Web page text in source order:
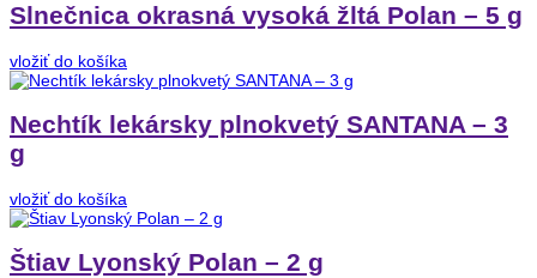
Slnečnica okrasná vysoká žltá Polan – 5 g
vložiť do košíka
Nechtík lekársky plnokvetý SANTANA – 3
g
vložiť do košíka
Štiav Lyonský Polan – 2 g